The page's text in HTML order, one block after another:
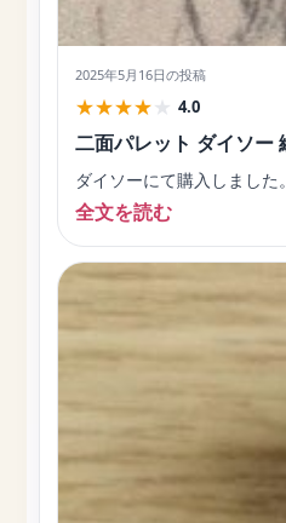
2025年5月16日の投稿
★★★★★ 4.0
二面パレット ダイソー
ダイソーにて購入しまし
全文を読む